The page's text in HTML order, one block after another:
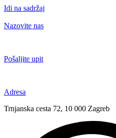
Idi na sadržaj
Nazovite nas
Pošaljite upit
Adresa
Trnjanska cesta 72, 10 000 Zagreb